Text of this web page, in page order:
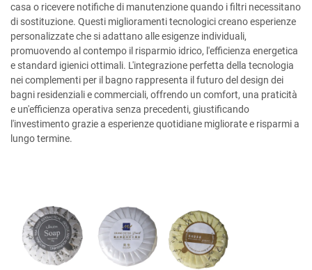
casa o ricevere notifiche di manutenzione quando i filtri necessitano
di sostituzione. Questi miglioramenti tecnologici creano esperienze
personalizzate che si adattano alle esigenze individuali,
promuovendo al contempo il risparmio idrico, l'efficienza energetica
e standard igienici ottimali. L'integrazione perfetta della tecnologia
nei complementi per il bagno rappresenta il futuro del design dei
bagni residenziali e commerciali, offrendo un comfort, una praticità
e un'efficienza operativa senza precedenti, giustificando
l'investimento grazie a esperienze quotidiane migliorate e risparmi a
lungo termine.